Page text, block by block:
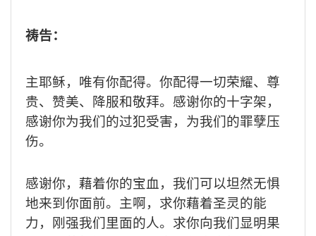
祷告：
主耶稣，唯有你配得。你配得一切荣耀、尊
贵、赞美、降服和敬拜。感谢你的十字架，
感谢你为我们的过犯受害，为我们的罪孽压
伤。
感谢你，藉着你的宝血，我们可以坦然无惧
地来到你面前。主啊，求你藉着圣灵的能
力，刚强我们里面的人。求你向我们显明果